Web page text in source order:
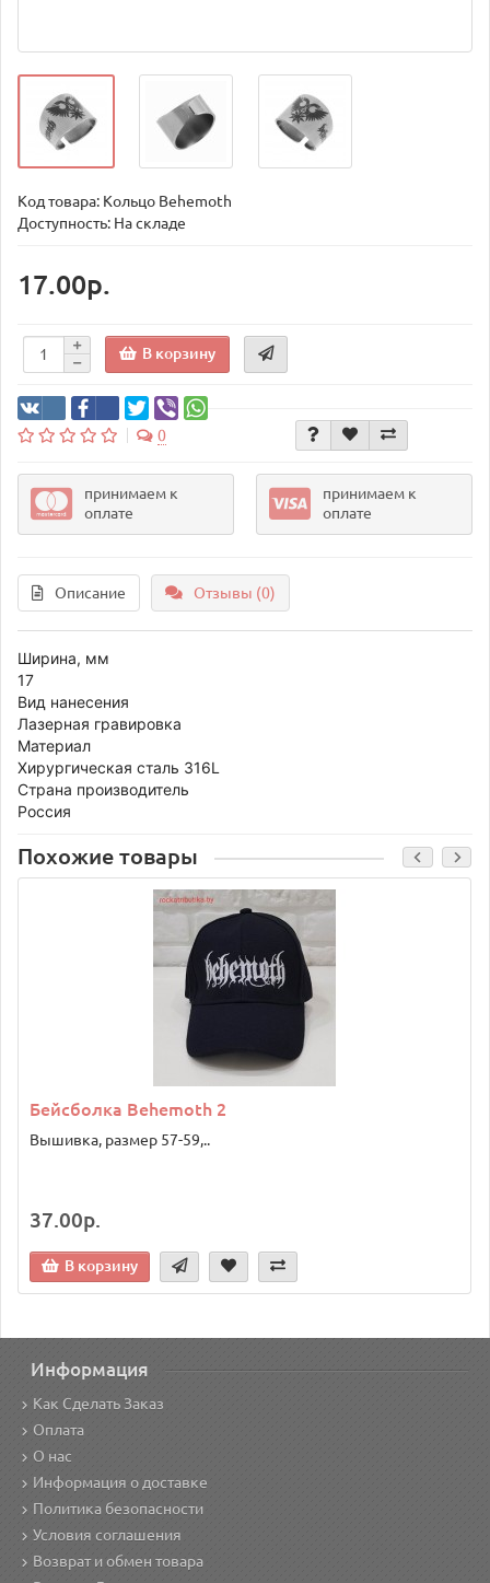
Код товара: Кольцо Behemoth
Доступность: На складе
17.00р.
В корзину
0
принимаем к
оплате
принимаем к
оплате
Описание Отзывы (0)
Ширина, мм
17
Вид нанесения
Лазерная гравировка
Материал
Хирургическая сталь 316L
Страна производитель
Россия
Похожие товары
Бейсболка Behemoth 2
Вышивка, размер 57-59,..
37.00р.
В корзину
Информация
Как Сделать Заказ
Оплата
О нас
Информация о доставке
Политика безопасности
Условия соглашения
Возврат и обмен товара